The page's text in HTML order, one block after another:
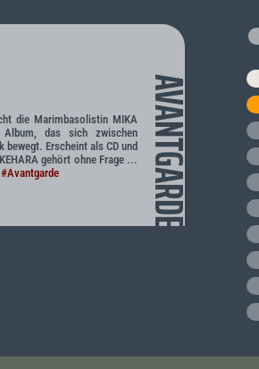
AVANTGARDE
die Marimbasolistin MIKA
Album, das sich zwischen
Erscheint als CD und
gehört ohne Frage ...
#Avantgarde